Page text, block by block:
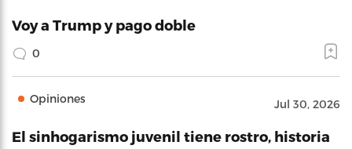
Voy a Trump y pago doble
0
Opiniones Jul 30, 2026
El sinhogarismo juvenil tiene rostro, historia